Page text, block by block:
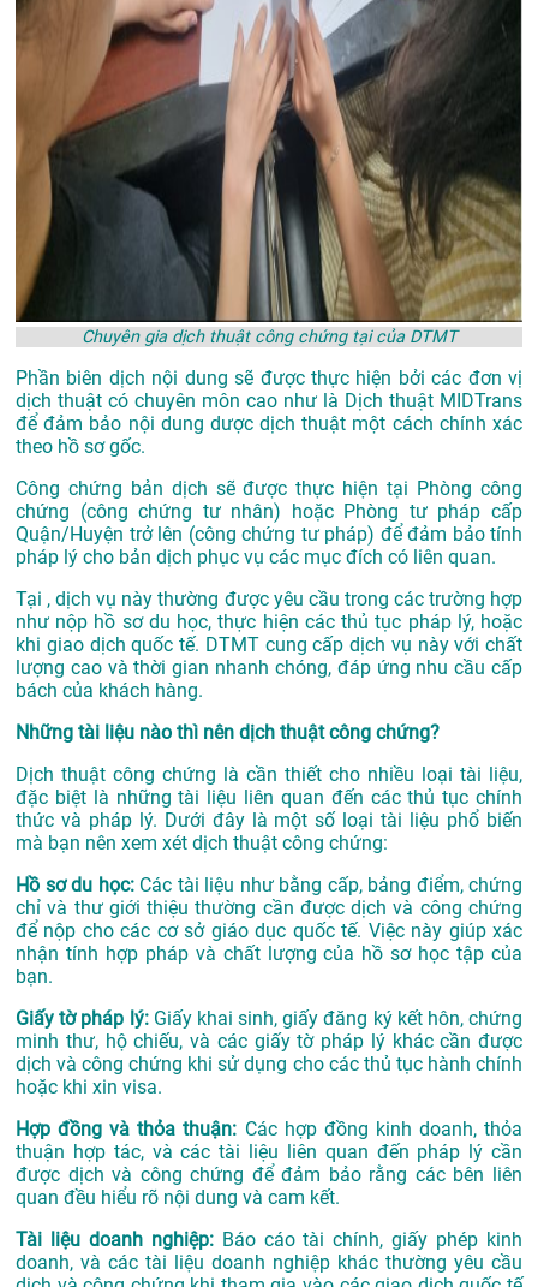
Chuyên gia dịch thuật công chứng tại của DTMT
Phần biên dịch nội dung sẽ được thực hiện bởi các đơn vị
dịch thuật có chuyên môn cao như là Dịch thuật MIDTrans
để đảm bảo nội dung dược dịch thuật một cách chính xác
theo hồ sơ gốc.
Công chứng bản dịch sẽ được thực hiện tại Phòng công
chứng (công chứng tư nhân) hoặc Phòng tư pháp cấp
Quận/Huyện trở lên (công chứng tư pháp) để đảm bảo tính
pháp lý cho bản dịch phục vụ các mục đích có liên quan.
Tại , dịch vụ này thường được yêu cầu trong các trường hợp
như nộp hồ sơ du học, thực hiện các thủ tục pháp lý, hoặc
khi giao dịch quốc tế. DTMT cung cấp dịch vụ này với chất
lượng cao và thời gian nhanh chóng, đáp ứng nhu cầu cấp
bách của khách hàng.
Những tài liệu nào thì nên dịch thuật công chứng?
Dịch thuật công chứng là cần thiết cho nhiều loại tài liệu,
đặc biệt là những tài liệu liên quan đến các thủ tục chính
thức và pháp lý. Dưới đây là một số loại tài liệu phổ biến
mà bạn nên xem xét dịch thuật công chứng:
Hồ sơ du học:Các tài liệu như bằng cấp, bảng điểm, chứng
chỉ và thư giới thiệu thường cần được dịch và công chứng
để nộp cho các cơ sở giáo dục quốc tế. Việc này giúp xác
nhận tính hợp pháp và chất lượng của hồ sơ học tập của
bạn.
Giấy tờ pháp lý:Giấy khai sinh, giấy đăng ký kết hôn, chứng
minh thư, hộ chiếu, và các giấy tờ pháp lý khác cần được
dịch và công chứng khi sử dụng cho các thủ tục hành chính
hoặc khi xin visa.
Hợp đồng và thỏa thuận: Các hợp đồng kinh doanh, thỏa
thuận hợp tác, và các tài liệu liên quan đến pháp lý cần
được dịch và công chứng để đảm bảo rằng các bên liên
quan đều hiểu rõ nội dung và cam kết.
Tài liệu doanh nghiệp:Báo cáo tài chính, giấy phép kinh
doanh, và các tài liệu doanh nghiệp khác thường yêu cầu